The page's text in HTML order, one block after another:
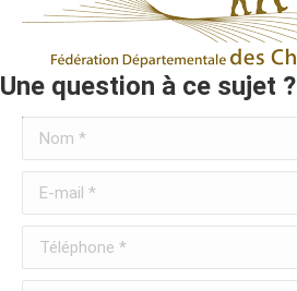
Une question à ce sujet ?
Nom *
E-mail *
Téléphone *